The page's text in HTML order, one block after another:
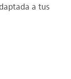
a tus